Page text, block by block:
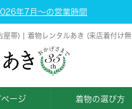
年7月～の営業時間
屋帯) | 着物レンタルあき (来店着付け
ページ 着物の選び方